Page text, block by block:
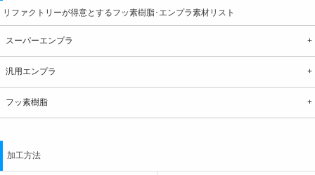
リファクトリーが得意とするフッ素樹脂･エンプラ素材リスト
スーパーエンプラ
汎用エンプラ
フッ素樹脂
加工方法